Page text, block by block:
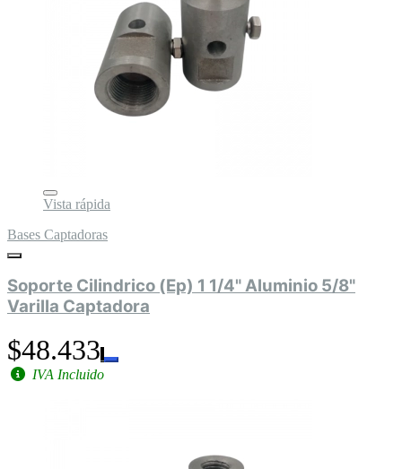
Vista rápida
Bases Captadoras
Soporte Cilindrico (Ep) 1 1/4" Aluminio 5/8"
Varilla Captadora
$48.433
IVA Incluido